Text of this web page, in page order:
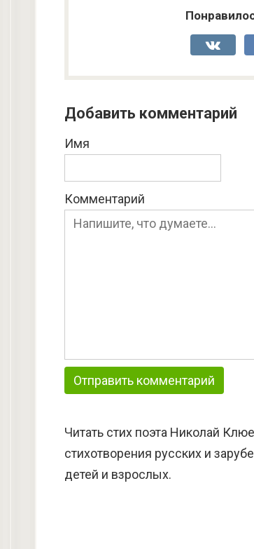
Добавить комментарий
Имя
Комментарий
Читать стих поэта Николай
стихотворения русских и
детей и взрослых.